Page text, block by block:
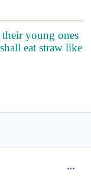
young ones
eat straw like